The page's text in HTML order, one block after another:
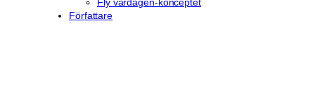
Fly vardagen-konceptet
Författare